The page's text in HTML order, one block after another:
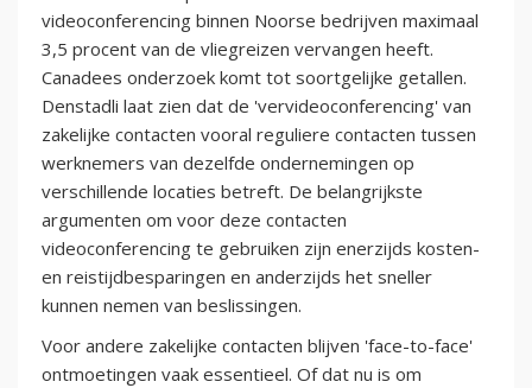
videoconferencing binnen Noorse bedrijven maximaal
3,5 procent van de vliegreizen vervangen heeft.
Canadees onderzoek komt tot soortgelijke getallen.
Denstadli laat zien dat de 'vervideoconferencing' van
zakelijke contacten vooral reguliere contacten tussen
werknemers van dezelfde ondernemingen op
verschillende locaties betreft. De belangrijkste
argumenten om voor deze contacten
videoconferencing te gebruiken zijn enerzijds kosten-
en reistijdbesparingen en anderzijds het sneller
kunnen nemen van beslissingen.
Voor andere zakelijke contacten blijven 'face-to-face'
ontmoetingen vaak essentieel. Of dat nu is om